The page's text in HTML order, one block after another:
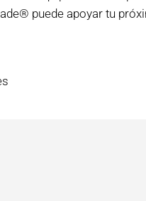
puede apoyar tu